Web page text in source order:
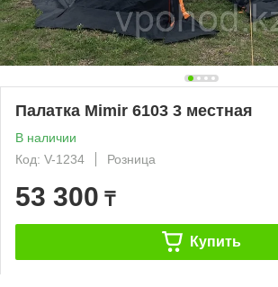
Палатка Mimir 6103 3 местная
В наличии
Код: V-1234
Розница
53 300 ₸
Купить